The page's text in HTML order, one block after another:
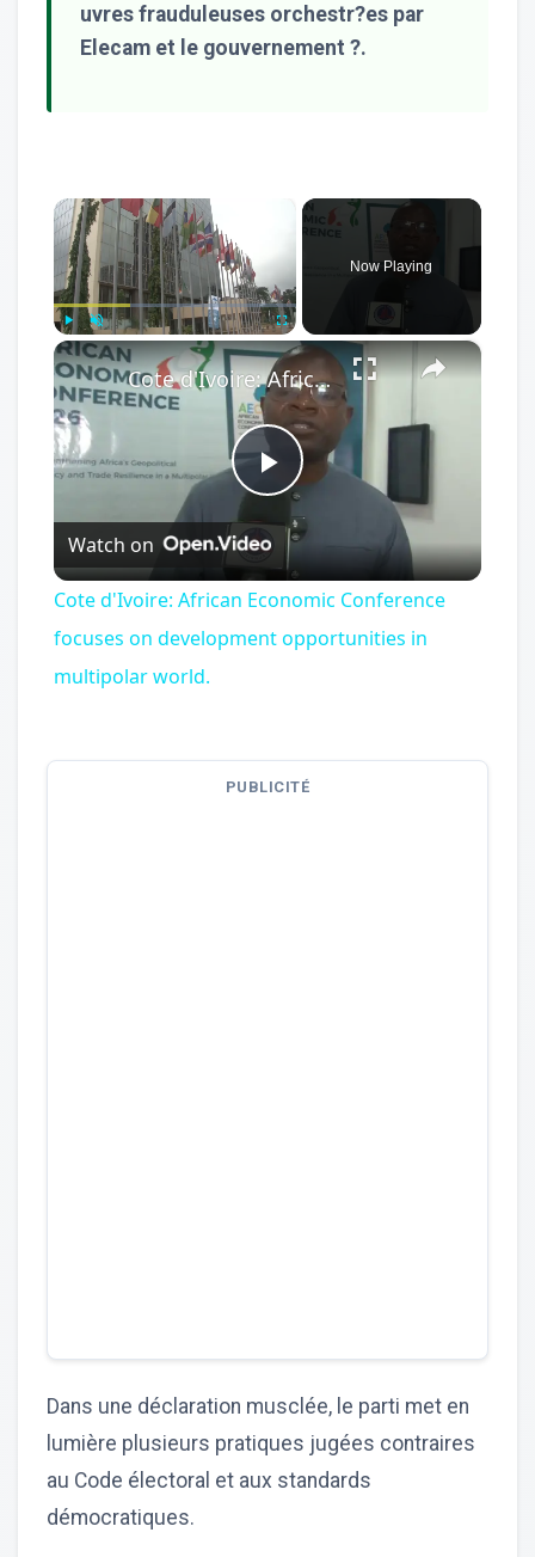
uvres frauduleuses orchestr?es par
Elecam et le gouvernement ?.
Play Unmute Fullscreen
Now Playing
×
Play
Video
Cote d'Ivoire: African Economic Conference focuses on development opportunities in multipolar world.
Watch on
Cote d'Ivoire: African Economic Conference
focuses on development opportunities in
multipolar world.
PUBLICITÉ
Dans une déclaration musclée, le parti met en
lumière plusieurs pratiques jugées contraires
au Code électoral et aux standards
démocratiques.